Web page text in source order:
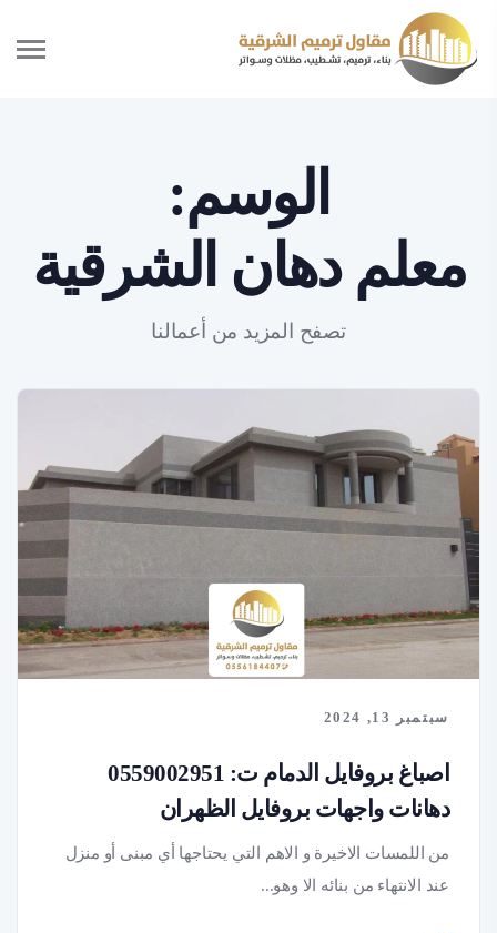
الوسم:
معلم دهان الشرقية
تصفح المزيد من أعمالنا
سبتمبر 13, 2024
اصباغ بروفايل الدمام ت: 0559002951
دهانات واجهات بروفايل الظهران
من اللمسات الاخيرة و الاهم التي يحتاجها أي مبنى أو منزل
عند الانتهاء من بنائه الا وهو...